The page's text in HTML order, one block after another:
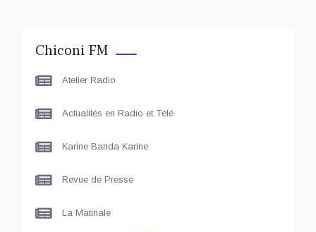
L'Association Zé Run pour
17 Communes
Le grand entretien avec Le
Chiconi FM
Atelier Radio
Actualités en Radio et Télé
Karine Banda Karine
Revue de Presse
La Matinale